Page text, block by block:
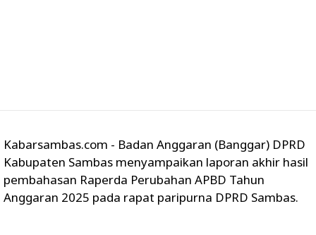
Kabarsambas.com - Badan Anggaran (Banggar) DPRD
Kabupaten Sambas menyampaikan laporan akhir hasil
pembahasan Raperda Perubahan APBD Tahun
Anggaran 2025 pada rapat paripurna DPRD Sambas.